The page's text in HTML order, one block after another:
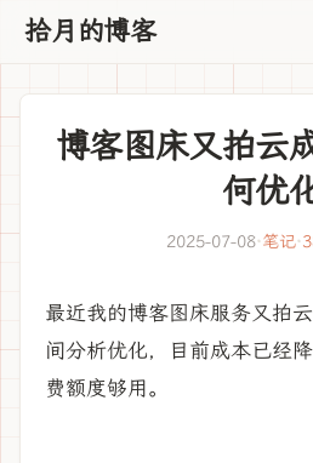
拾月的博客
博客图床又拍云
何优
2025-07-08·笔记·
最近我的博客图床服务又拍
间分析优化，目前成本已经
费额度够用。